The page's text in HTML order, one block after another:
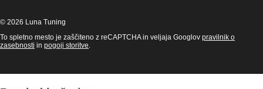
© 2026 Luna Tuning
To spletno mesto je zaščiteno z reCAPTCHA in veljaja Googlov pravilnik o
zasebnosti in pogoji storitve.